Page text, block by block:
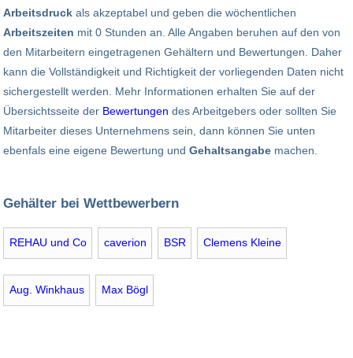
Arbeitsdruck als akzeptabel und geben die wöchentlichen
Arbeitszeiten mit 0 Stunden an. Alle Angaben beruhen auf den von
den Mitarbeitern eingetragenen Gehältern und Bewertungen. Daher
kann die Vollständigkeit und Richtigkeit der vorliegenden Daten nicht
sichergestellt werden. Mehr Informationen erhalten Sie auf der
Übersichtsseite der Bewertungen des Arbeitgebers oder sollten Sie
Mitarbeiter dieses Unternehmens sein, dann können Sie unten
ebenfals eine eigene Bewertung und Gehaltsangabe machen.
Gehälter bei Wettbewerbern
REHAU und Co caverion BSR Clemens Kleine
Aug. Winkhaus Max Bögl